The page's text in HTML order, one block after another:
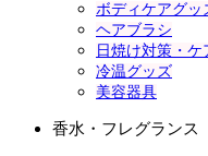
ボディケアグッ
ヘアブラシ
日焼け対策・ケ
冷温グッズ
美容器具
香水・フレグランス